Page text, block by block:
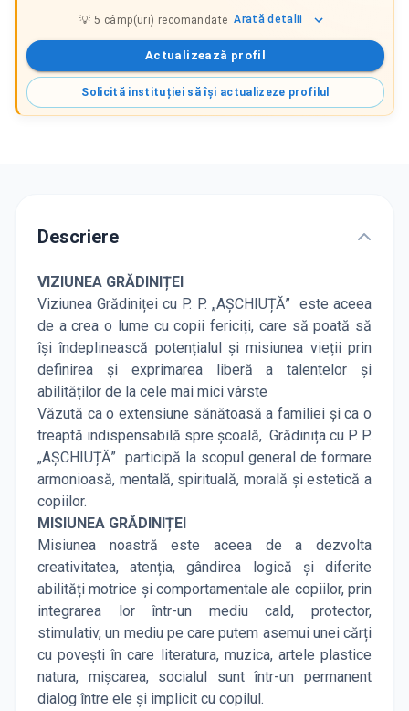
💡5 câmp(uri) recomandate Arată detalii
Actualizează profil
Solicită instituției să își actualizeze profilul
Descriere
VIZIUNEA GRĂDINIȚEI
Viziunea Grădiniței cu P. P. „AȘCHIUȚĂ” este aceea
de a crea o lume cu copii fericiți, care să poată să
își îndeplinească potențialul și misiunea vieții prin
definirea și exprimarea liberă a talentelor și
abilităților de la cele mai mici vârste
Văzută ca o extensiune sănătoasă a familiei și ca o
treaptă indispensabilă spre școală, Grădinița cu P. P.
„AȘCHIUȚĂ” participă la scopul general de formare
armonioasă, mentală, spirituală, morală și estetică a
copiilor.
MISIUNEA GRĂDINIȚEI
Misiunea noastră este aceea de a dezvolta
creativitatea, atenția, gândirea logică și diferite
abilități motrice și comportamentale ale copiilor, prin
integrarea lor într-un mediu cald, protector,
stimulativ, un mediu pe care putem asemui unei cărți
cu povești în care literatura, muzica, artele plastice
natura, mișcarea, socialul sunt într-un permanent
dialog între ele și implicit cu copilul.